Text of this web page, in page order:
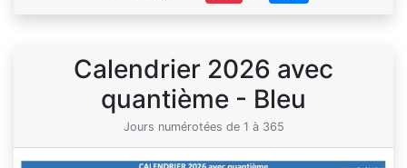
Calendrier 2026 avec
quantième - Bleu
Jours numérotées de 1 à 365